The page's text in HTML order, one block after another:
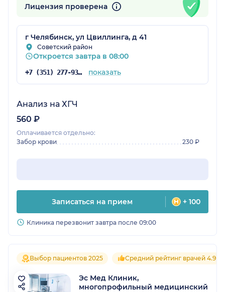
Лицензия проверена
г Челябинск, ул Цвиллинга, д 41
Советский район
Откроется завтра в 08:00
+7 (351) 277-93-72 показать
Анализ на ХГЧ
560 ₽
Оплачивается отдельно:
Забор крови
230 ₽
Записаться на прием + 100
Клиника перезвонит завтра после 09:00
Выбор пациентов 2025 Средний рейтинг врачей 4.9
Эс Мед Клиник,
многопрофильный медицинский